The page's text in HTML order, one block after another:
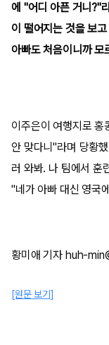
에 "어디 아픈 거니?"
이 떨어지는 것을 보
아빠도 처음이니까 모
이주은이 여행지로 홍
안 맞다니"라며 당황
러 와봐. 나 팀에서 훈
"네가 아빠 대신 영국
황미애 기자 huh-
[원문 보기]